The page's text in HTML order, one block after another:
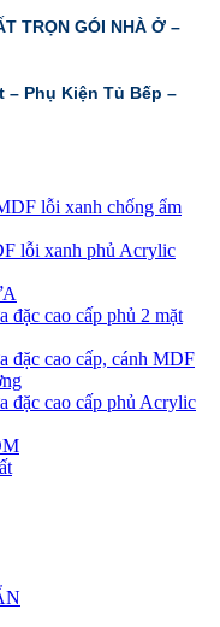
TRỌN GÓI NHÀ Ở –
– Phụ Kiện Tủ Bếp –
lỗi xanh chống ẩm
lỗi xanh phủ Acrylic
đặc cao cấp phủ 2 mặt
đặc cao cấp, cánh MDF
đặc cao cấp phủ Acrylic